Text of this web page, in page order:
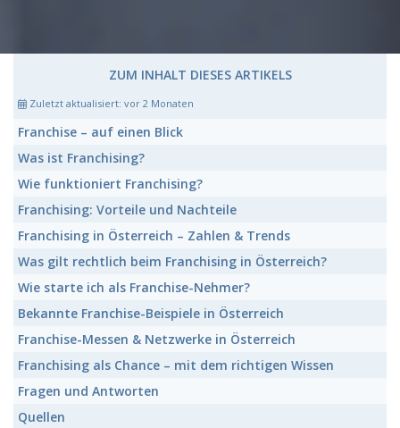
ZUM INHALT DIESES ARTIKELS
Zuletzt aktualisiert: vor 2 Monaten
Franchise – auf einen Blick
Was ist Franchising?
Wie funktioniert Franchising?
Franchising: Vorteile und Nachteile
Franchising in Österreich – Zahlen & Trends
Was gilt rechtlich beim Franchising in Österreich?
Wie starte ich als Franchise-Nehmer?
Bekannte Franchise-Beispiele in Österreich
Franchise-Messen & Netzwerke in Österreich
Franchising als Chance – mit dem richtigen Wissen
Fragen und Antworten
Quellen